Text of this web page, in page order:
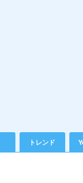
トレンド